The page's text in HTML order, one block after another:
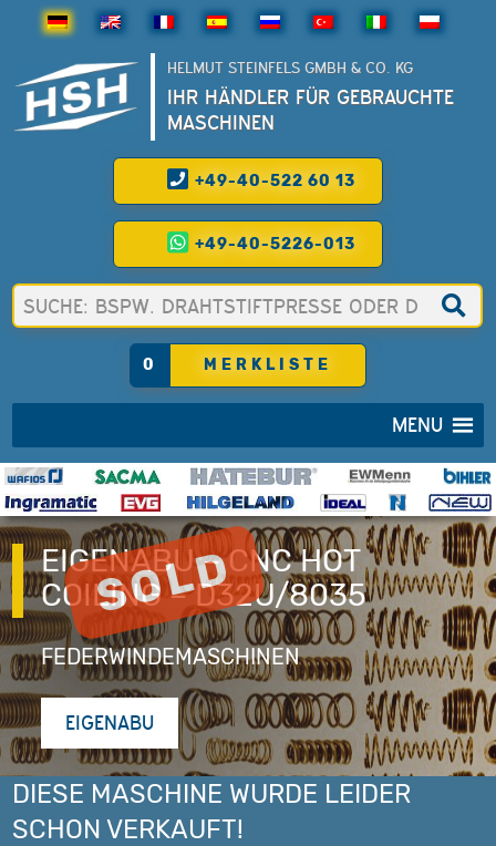
HELMUT STEINFELS GMBH & CO. KG
IHR HÄNDLER FÜR GEBRAUCHTE
MASCHINEN
+49-40-522 60 13
+49-40-5226-013
0 MERKLISTE
MENU
EIGENABU – CNC HOT
COILING – D32U/8035
FEDERWINDEMASCHINEN
EIGENABU
DIESE MASCHINE WURDE LEIDER
SCHON VERKAUFT!